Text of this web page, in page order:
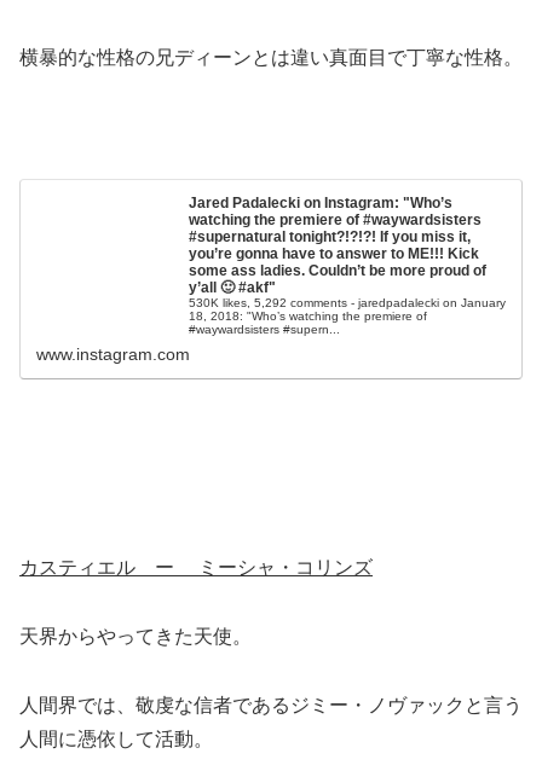
横暴的な性格の兄ディーンとは違い真面目で丁寧な性格。
Jared Padalecki on Instagram: "Who’s
watching the premiere of #waywardsisters
#supernatural tonight?!?!?! If you miss it,
you’re gonna have to answer to ME!!! Kick
some ass ladies. Couldn’t be more proud of
y’all 🙂 #akf"
530K likes, 5,292 comments - jaredpadalecki on January
18, 2018: "Who’s watching the premiere of
#waywardsisters #supern...
www.instagram.com
カスティエル ー ミーシャ・コリンズ
天界からやってきた天使。
人間界では、敬虔な信者であるジミー・ノヴァックと言う
人間に憑依して活動。